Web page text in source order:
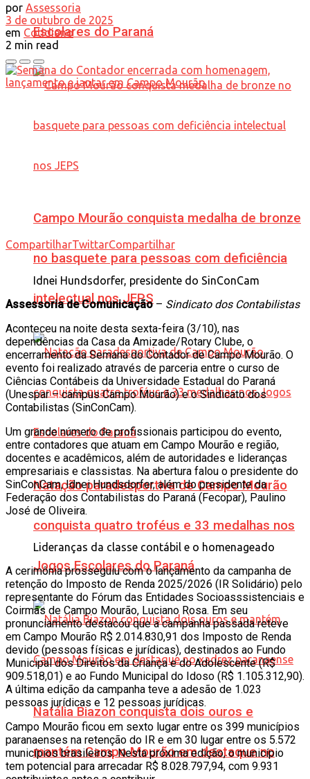
Escolares do Paraná
Campo Mourão conquista medalha de bronze
no basquete para pessoas com deficiência
intelectual nos JEPS
Natação paradesportiva de Campo Mourão
conquista quatro troféus e 33 medalhas nos
Jogos Escolares do Paraná
Natália Biazon conquista dois ouros e
mantém Campo Mourão em destaque no
por Assessoria
3 de outubro de 2025
em Cotidiano
2 min read
CompartilharTwittarCompartilhar
Idnei Hundsdorfer, presidente do SinConCam
Assessoria de Comunicação– Sindicato dos Contabilistas
Aconteceu na noite desta sexta-feira (3/10), nas
dependências da Casa da Amizade/Rotary Clube, o
encerramento da Semana do Contador de Campo Mourão. O
evento foi realizado através de parceria entre o curso de
Ciências Contábeis da Universidade Estadual do Paraná
(Unespar – campus Campo Mourão) e o Sindicato dos
Contabilistas (SinConCam).
Um grande número de profissionais participou do evento,
entre contadores que atuam em Campo Mourão e região,
docentes e acadêmicos, além de autoridades e lideranças
empresariais e classistas. Na abertura falou o presidente do
SinConCam, Idnei Hundsdorfer, além do presidente da
Federação dos Contabilistas do Paraná (Fecopar), Paulino
José de Oliveira.
Lideranças da classe contábil e o homenageado
A cerimônia prosseguiu com o lançamento da campanha de
retenção do Imposto de Renda 2025/2026 (IR Solidário) pelo
representante do Fórum das Entidades Socioasssistenciais e
Coirmãs de Campo Mourão, Luciano Rosa. Em seu
pronunciamento destacou que a campanha passada reteve
em Campo Mourão R$ 2.014.830,91 dos Imposto de Renda
devido (pessoas físicas e jurídicas), destinados ao Fundo
Municipal dos Direitos da Criança e do Adolescente (R$
909.518,01) e ao Fundo Municipal do Idoso (R$ 1.105.312,90).
A última edição da campanha teve a adesão de 1.023
pessoas jurídicas e 12 pessoas jurídicas.
Campo Mourão ficou em sexto lugar entre os 399 municípios
paranaenses na retenção do IR e em 30 lugar entre os 5.572
municípios brasileiros. Nesta próxima edição, o município
tem potencial para arrecadar R$ 8.028.797,94, com 9.931